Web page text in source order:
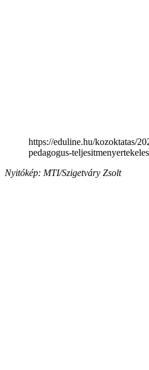
https://eduline.hu/kozoktatas/
pedagogus-
Nyitókép: MTI/Szigetváry Zsolt